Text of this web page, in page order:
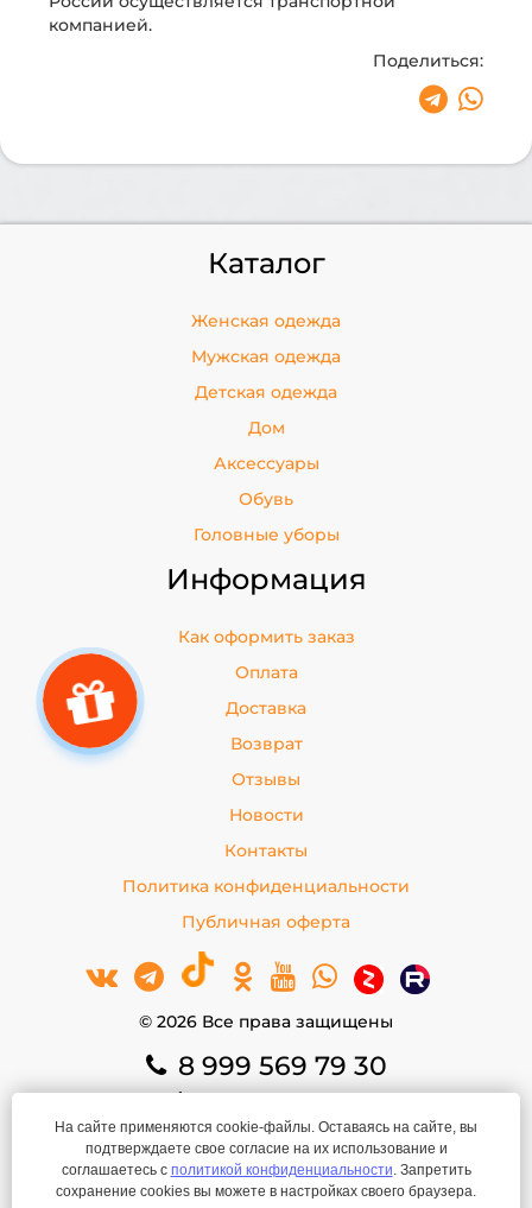
компанией.
Поделиться:
Каталог
Женская одежда
Мужская одежда
Детская одежда
Дом
Аксессуары
Обувь
Головные уборы
Информация
Как оформить заказ
Оплата
Доставка
Возврат
Отзывы
Новости
Контакты
Политика конфиденциальности
Публичная оферта
© 2026 Все права защищены
8 999 569 79 30
8 999 569 79 30
basko.rk@yandex.ru
ИП Покрышкина Е.В.
ИНН: 666301737001
На сайте применяются cookie-файлы. Оставаясь на сайте, вы
подтверждаете свое согласие на их использование и
соглашаетесь с политикой конфиденциальности. Запретить
сохранение cookies вы можете в настройках своего браузера.